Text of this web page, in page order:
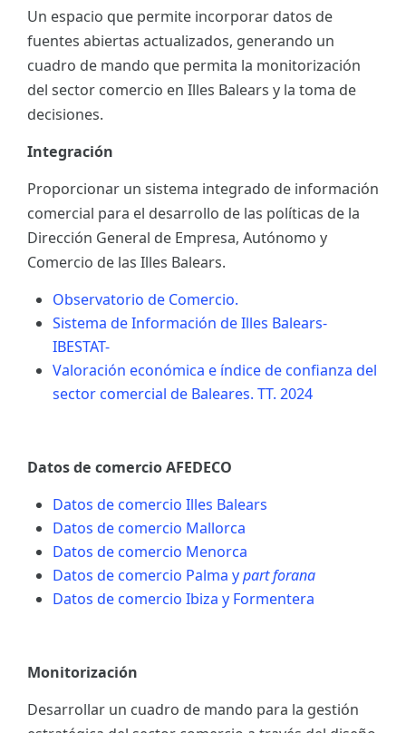
Un espacio que permite incorporar datos de
fuentes abiertas actualizados, generando un
cuadro de mando que permita la monitorización
del sector comercio en Illes Balears y la toma de
decisiones.
Integración
Proporcionar un sistema integrado de información
comercial para el desarrollo de las políticas de la
Dirección General de Empresa, Autónomo y
Comercio de las Illes Balears.
Observatorio de Comercio.
Sistema de Información de Illes Balears-
IBESTAT-
Valoración económica e índice de confianza del
sector comercial de Baleares. TT. 2024
Datos de comercio AFEDECO
Datos de comercio Illes Balears
Datos de comercio Mallorca
Datos de comercio Menorca
Datos de comercio Palma ypart forana
Datos de comercio Ibiza y Formentera
Monitorización
Desarrollar un cuadro de mando para la gestión